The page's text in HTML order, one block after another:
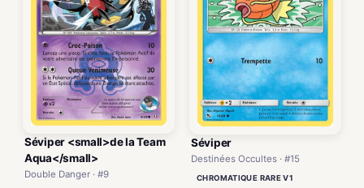
Séviper <small>de la Team
Aqua</small>
Double Danger · #9
Séviper
Destinées Occultes · #15
CHROMATIQUE RARE V1